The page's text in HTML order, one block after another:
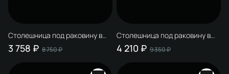
Столешница под раковину в
ванную STWORKI Монтре 100
белая, МДФ, с отверстием по
3 758 ₽ 8 750 ₽
Столешница под раковину в
ванную STWORKI Монтре 120
белая, МДФ, с отверстием
4 210 ₽ 9 350 ₽